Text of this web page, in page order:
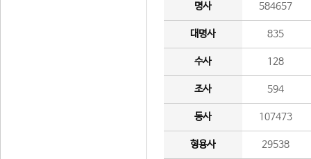
명사 584657
대명사 835
수사 128
조사 594
동사 107473
형용사 29538